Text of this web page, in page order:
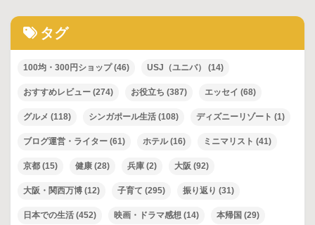
タグ
100均・300円ショップ(46) USJ（ユニバ） (14)
おすすめレビュー (274) お役立ち (387) エッセイ (68)
グルメ (118) シンガポール生活 (108) ディズニーリゾート (1)
ブログ運営・ライター (61) ホテル(16) ミニマリスト (41)
京都 (15) 健康 (28) 兵庫 (2) 大阪 (92)
大阪・関西万博 (12) 子育て (295) 振り返り (31)
日本での生活 (452) 映画・ドラマ感想 (14) 本帰国 (29)